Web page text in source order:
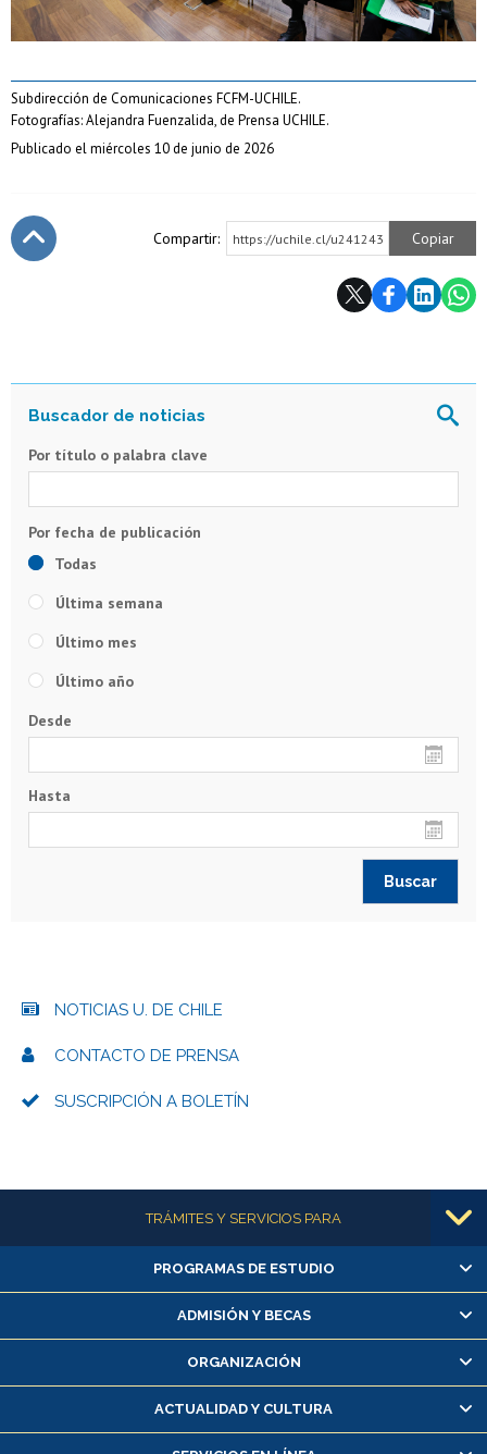
Subdirección de Comunicaciones FCFM-UCHILE.
Fotografías: Alejandra Fuenzalida, de Prensa UCHILE.
Publicado el miércoles 10 de junio de 2026
Compartir: https://uchile.cl/u241243 Copiar
Por título o palabra clave
Todas
Última semana
Último mes
Último año
Desde
Hasta
NOTICIAS U. DE CHILE
CONTACTO DE PRENSA
SUSCRIPCIÓN A BOLETÍN
Más informaciónTRÁMITES Y SERVICIOS PARA
Alumnas/os y exalumnas/os
Matrícula en línea
Inscripción y cambio de asignaturas
Consulta y certificado de notas
Servicio médico y dental
PROGRAMAS DE ESTUDIO
ADMISIÓN Y BECAS
ORGANIZACIÓN
ACTUALIDAD Y CULTURA